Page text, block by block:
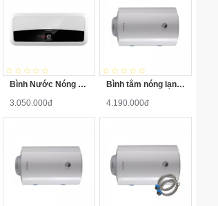
Bình Nước Nóng Gián Tiếp Ariston SL-20 2,5FE 20 Lít
3.050.000đ
Bình tắm nóng lạnh Ariston PRO-R40SH 2.5FE 40 Lít
4.190.000đ